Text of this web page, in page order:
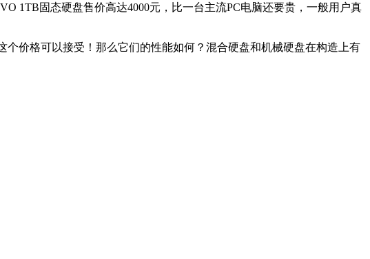
1TB固态硬盘售价高达4000元，比一台主流PC电脑还要贵，一般用户真
价格可以接受！那么它们的性能如何？混合硬盘和机械硬盘在构造上有